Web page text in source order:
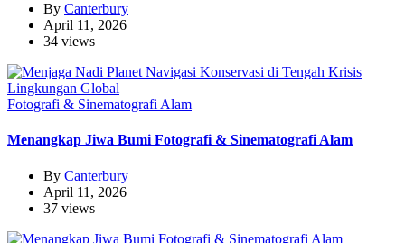
By Canterbury
April 11, 2026
34 views
Fotografi & Sinematografi Alam
Menangkap Jiwa Bumi Fotografi & Sinematografi Alam
By Canterbury
April 11, 2026
37 views